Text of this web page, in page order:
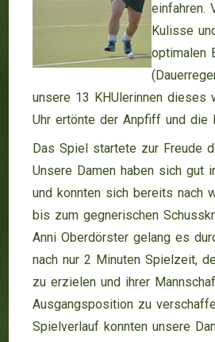
einfahren.
Kulisse
optimalen
unsere 13 KHUlerinnen dieses
Uhr ertönte der Anpfiff und die
Das Spiel startete zur Freude
Unsere Damen haben sich gut
und konnten sich bereits nach
bis zum gegnerischen
Anni Oberdörster gelang es
nach nur 2 Minuten Spielzeit,
zu erzielen und ihrer
Ausgangsposition zu
Spielverlauf konnten unsere